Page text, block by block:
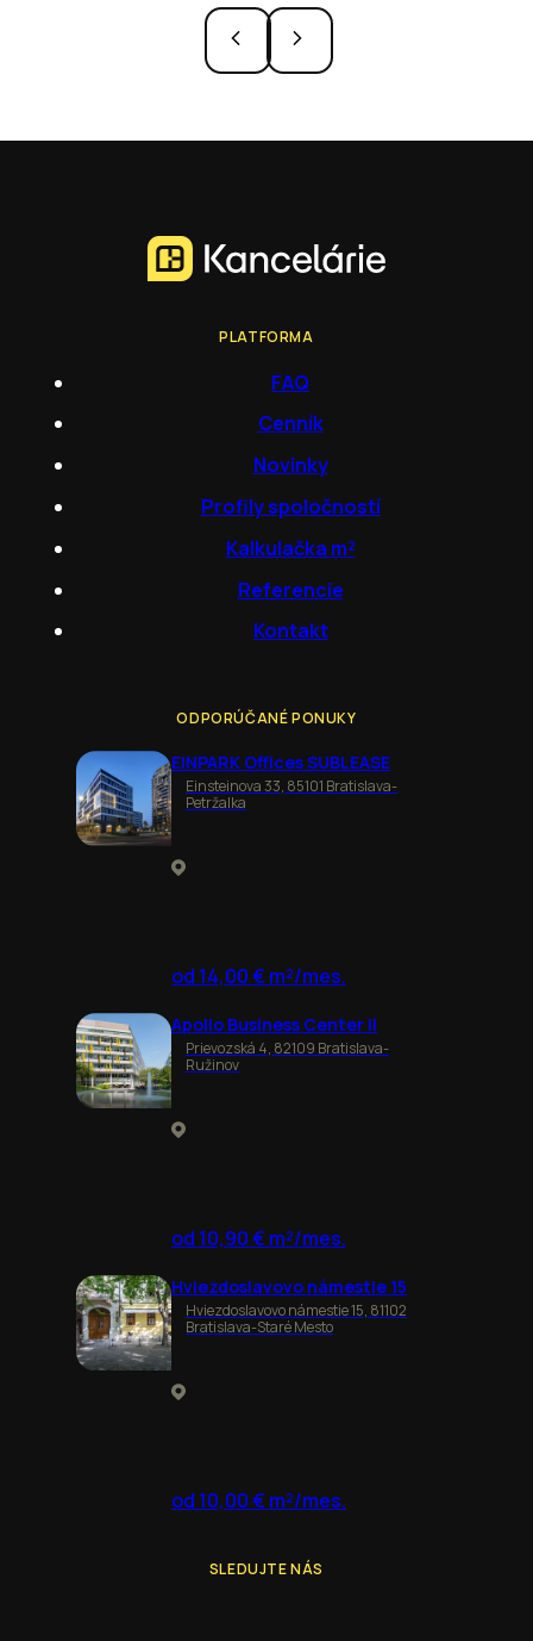
PLATFORMA
FAQ
Cenník
Novinky
Profily spoločností
Kalkulačka m²
Referencie
Kontakt
ODPORÚČANÉ PONUKY
EINPARK Offices SUBLEASE
Einsteinova 33, 85101 Bratislava-
Petržalka
od 14,00 € m²/mes.
Apollo Business Center II
Prievozská 4, 82109 Bratislava-
Ružinov
od 10,90 € m²/mes.
Hviezdoslavovo námestie 15
Hviezdoslavovo námestie 15, 81102
Bratislava-Staré Mesto
od 10,00 € m²/mes.
SLEDUJTE NÁS